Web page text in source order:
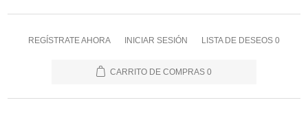
REGÍSTRATE AHORA INICIAR SESIÓN LISTA DE DESEOS 0
CARRITO DE COMPRAS 0